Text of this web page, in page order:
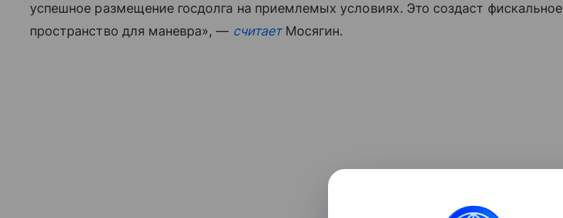
успешное размещение госдолга на приемлемых условиях. Это создаст фискальное
пространство для маневра», — считаетМосягин.